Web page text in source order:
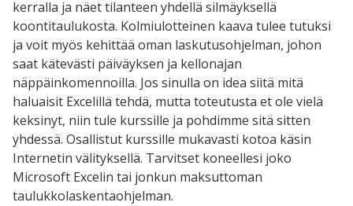
kerralla ja näet tilanteen yhdellä silmäyksellä
koontitaulukosta. Kolmiulotteinen kaava tulee tutuksi
ja voit myös kehittää oman laskutusohjelman, johon
saat kätevästi päiväyksen ja kellonajan
näppäinkomennoilla. Jos sinulla on idea siitä mitä
haluaisit Excelillä tehdä, mutta toteutusta et ole vielä
keksinyt, niin tule kurssille ja pohdimme sitä sitten
yhdessä. Osallistut kurssille mukavasti kotoa käsin
Internetin välityksellä. Tarvitset koneellesi joko
Microsoft Excelin tai jonkun maksuttoman
taulukkolaskentaohjelman.